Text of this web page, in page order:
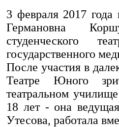
3 февраля 2017
Германовна
студенческого
государственного
После участия в
Театре Юного
театральном
18 лет - она
Утесова, работала